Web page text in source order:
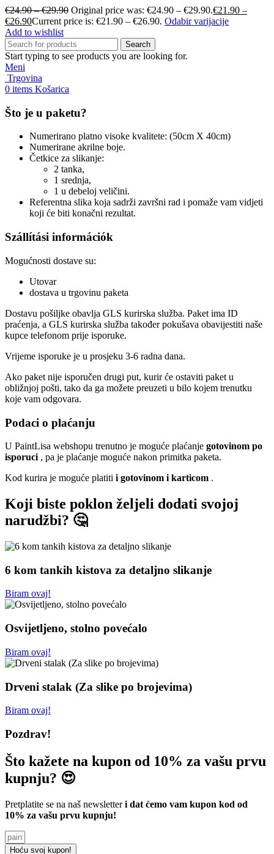
€24.90–€29.90 Original price was: €24.90 – €29.90.€21.90 –
€26.90Current price is: €21.90 – €26.90. Odabir varijacije
Add to wishlist
Search
Start typing to see products you are looking for.
Meni
Trgovina
0 items Košarica
Što je u paketu?
Numerirano platno visoke kvalitete: (50cm X 40cm)
Numerirane akrilne boje.
Četkice za slikanje:
2 tanka,
1 srednja,
1 u debeloj veličini.
Referentna slika koja sadrži završni rad i pomaže vam vidjeti
koji će biti konačni rezultat.
Szállítási információk
Mogućnosti dostave su:
Utovar
dostava u trgovinu paketa
Dostavu pošiljke obavlja GLS kurirska služba. Paket ima ID
praćenja, a GLS kurirska služba također pokušava obavijestiti naše
kupce telefonom prije isporuke.
Vrijeme isporuke je u prosjeku 3-6 radna dana.
Ako paket nije isporučen drugi put, kurir će ostaviti paket u
obližnjoj pošti, tako da ga možete preuzeti u bilo kojem trenutku
koje vam odgovara.
Podaci o plaćanju
U PaintLisa webshopu trenutno je moguće plaćanje gotovinom po
isporuci , pa je plaćanje moguće nakon primitka paketa.
Kod kurira je moguće platiti i gotovinom i karticom .
Koji biste poklon željeli dodati svojoj
narudžbi? 🤔
6 kom tankih kistova za detaljno slikanje
Biram ovaj!
Osvijetljeno, stolno povećalo
Biram ovaj!
Drveni stalak (Za slike po brojevima)
Biram ovaj!
Pozdrav!
Što kažete na kupon od 10% za vašu prvu
kupnju? 😍
Pretplatite se na naš newsletteri dat ćemo vam kupon kod od
10% za vašu prvu kupnju!
Hoću svoj kupon!